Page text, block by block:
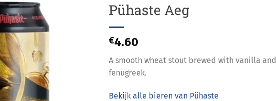
Pühaste Aeg
€4.60
A smooth wheat stout brewed with vanilla and
fenugreek.
Bekijk alle bieren van Pühaste